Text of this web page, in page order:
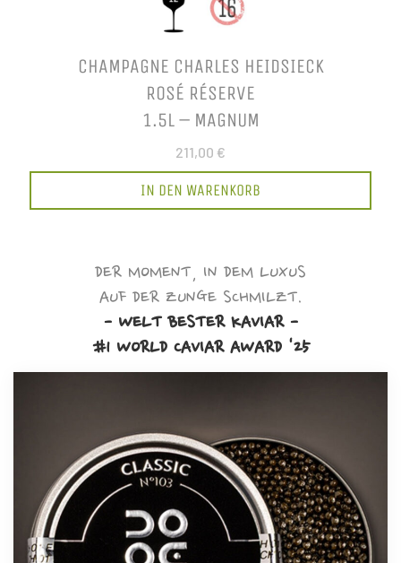
CHAMPAGNE CHARLES HEIDSIECK
ROSÉ RÉSERVE
1.5L – MAGNUM
211,00 €
IN DEN WARENKORB
DER MOMENT, IN DEM LUXUS
AUF DER ZUNGE SCHMILZT.
- WELT BESTER KAVIAR -
#1 WORLD CAVIAR AWARD '25